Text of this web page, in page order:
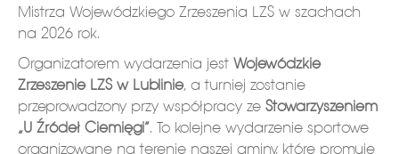
Mistrza Wojewódzkiego Zrzeszenia LZS w szachach
na 2026 rok.
Organizatorem wydarzenia jest Wojewódzkie
Zrzeszenie LZS w Lublinie, a turniej zostanie
przeprowadzony przy współpracy ze Stowarzyszeniem
„U Źródeł Ciemięgi”. To kolejne wydarzenie sportowe
organizowane na terenie naszej gminy, które promuje